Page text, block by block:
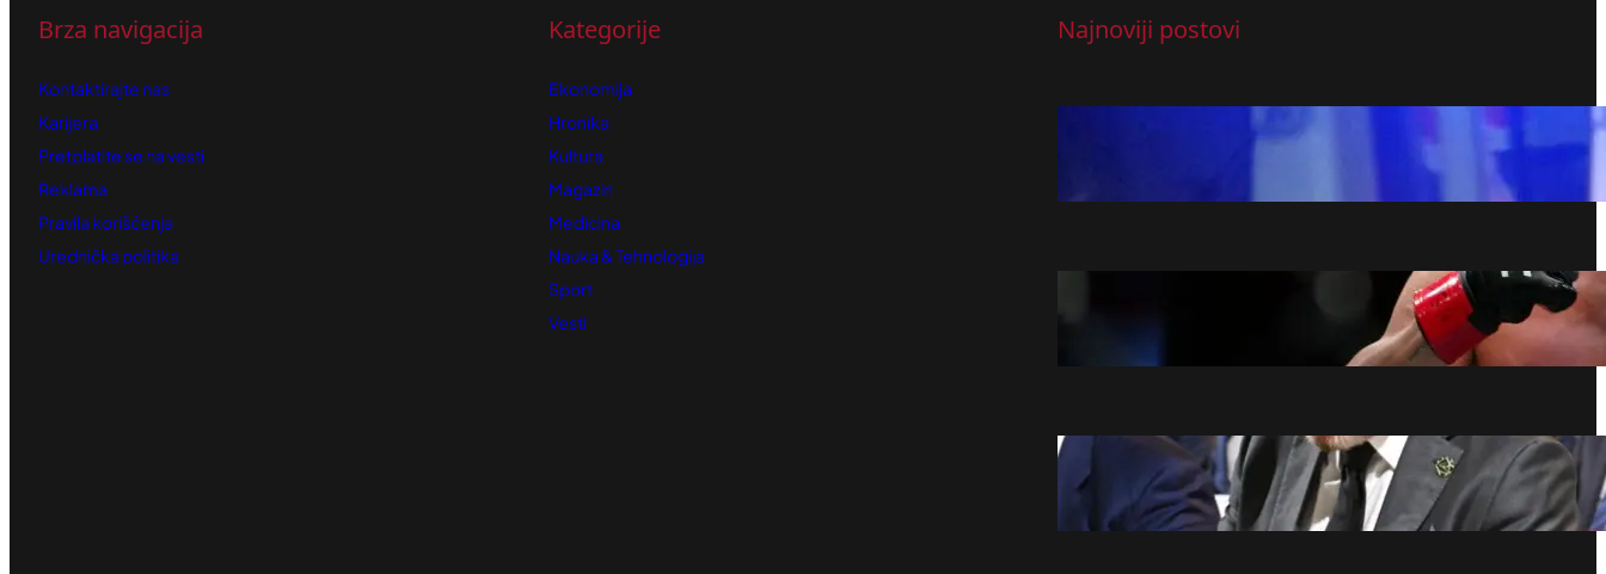
Brza navigacija
Kontaktirajte nas
Karijera
Pretplatite se na vesti
Reklama
Pravila korišćenja
Urednička politika
Kategorije
Ekonomija
Hronika
Kultura
Magazin
Medicina
Nauka & Tehnologija
Sport
Vesti
Najnoviji postovi
ozbiljno povređene, hitno prevezeni na
TUGA DO NEBA! Umro čuveni UFC borac,
a na sahrani su viđene scene zbog kojih
plače cela planeta! (VIDEO)
Infantino se izvinuo, ostaje na čelu FIFA
avgust 6, 2026